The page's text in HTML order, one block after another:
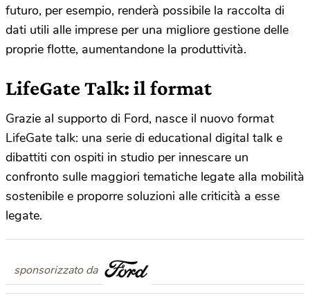
futuro, per esempio, renderà possibile la raccolta di
dati utili alle imprese per una migliore gestione delle
proprie flotte, aumentandone la produttività.
LifeGate Talk: il format
Grazie al supporto di Ford, nasce il nuovo format
LifeGate talk: una serie di educational digital talk e
dibattiti con ospiti in studio per innescare un
confronto sulle maggiori tematiche legate alla mobilità
sostenibile e proporre soluzioni alle criticità a esse
legate.
sponsorizzato da